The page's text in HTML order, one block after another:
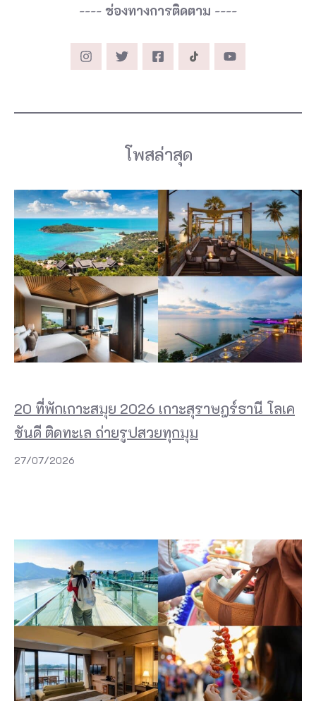
---- ช่องทางการติดตาม ----
โพสล่าสุด
20 ที่พักเกาะสมุย 2026 เกาะสุราษฎร์ธานี โลเค
ชันดี ติดทะเล ถ่ายรูปสวยทุกมุม
27/07/2026